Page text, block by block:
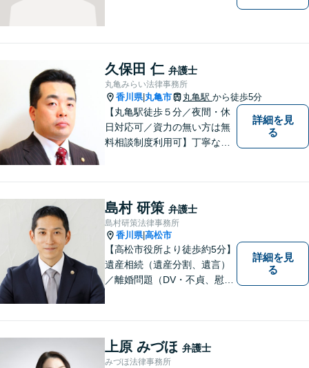
久保田 仁 弁護士
丸亀みらい法律事務所
香川県| 丸亀市 丸亀駅 から徒歩5分
【丸亀駅徒歩５分／夜間・休
日対応可／資力の無い方は無
料相談制度利用可】丁寧な対
詳細を見
る
島村 研策 弁護士
島村研策法律事務所
香川県|高松市
【高松市役所より徒歩約5分】
遺産相続（遺産分割、遺言）
／離婚問題（DV・不貞、慰謝
高いリーガルサービスをご提
供します。
詳細を見
る
上原 みづほ 弁護士
みづほ法律事務所